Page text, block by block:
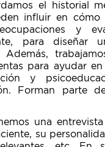
el historial
influir en cómo
y
para diseñar
para ayudar en
y
Forman parte
una
su